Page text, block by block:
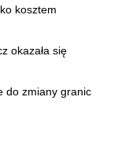
kosztem
okazała się
do zmiany granic